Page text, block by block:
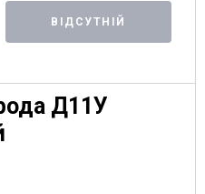
ВІДСУТНІЙ
Д11У